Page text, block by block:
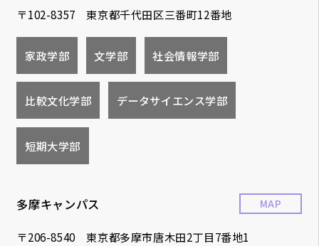
〒102-8357 東京都千代田区三番町12番地
家政学部 文学部 社会情報学部
比較文化学部 データサイエンス学部
短期大学部
多摩キャンパス
〒206-8540 東京都多摩市唐木田2丁目7番地1
MAP